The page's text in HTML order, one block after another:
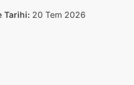
Tarihi: 20 Tem 2026